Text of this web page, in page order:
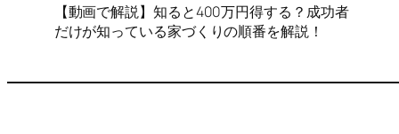
【動画で解説】知ると400万円得する？成功者
だけが知っている家づくりの順番を解説！